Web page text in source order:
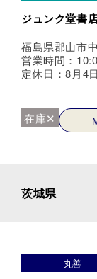
ジュンク堂書
福島県郡山市
営業時間：
定休日：8月4
在庫✕
茨城県
丸善